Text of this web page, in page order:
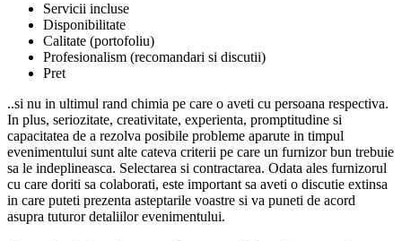
Servicii incluse
Disponibilitate
Calitate (portofoliu)
Profesionalism (recomandari si discutii)
Pret
..si nu in ultimul rand chimia pe care o aveti cu persoana respectiva.
In plus, seriozitate, creativitate, experienta, promptitudine si
capacitatea de a rezolva posibile probleme aparute in timpul
evenimentului sunt alte cateva criterii pe care un furnizor bun trebuie
sa le indeplineasca. Selectarea si contractarea. Odata ales furnizorul
cu care doriti sa colaborati, este important sa aveti o discutie extinsa
in care puteti prezenta asteptarile voastre si va puneti de acord
asupra tuturor detaliilor evenimentului.